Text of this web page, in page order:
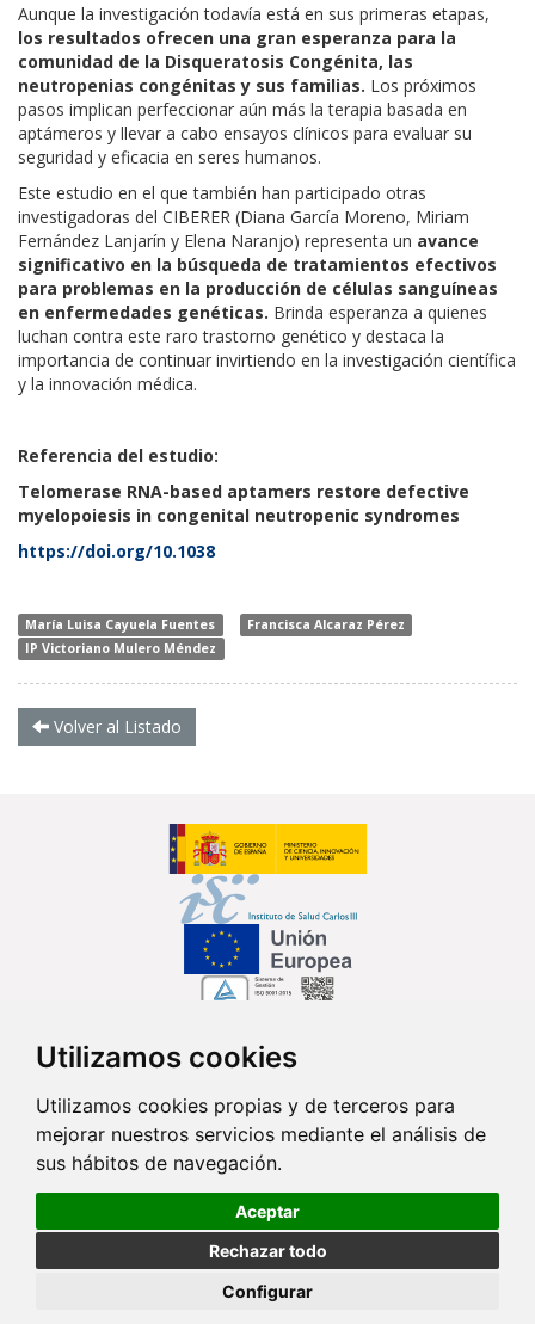
Utilizamos cookies
Utilizamos cookies propias y de terceros para
mejorar nuestros servicios mediante el análisis de
sus hábitos de navegación.
Aceptar
Rechazar todo
Configurar
Aunque la investigación todavía está en sus primeras etapas,
los resultados ofrecen una gran esperanza para la
comunidad de la Disqueratosis Congénita, las
neutropenias congénitas y sus familias. Los próximos
pasos implican perfeccionar aún más la terapia basada en
aptámeros y llevar a cabo ensayos clínicos para evaluar su
seguridad y eficacia en seres humanos.
Este estudio en el que también han participado otras
investigadoras del CIBERER (Diana García Moreno, Miriam
Fernández Lanjarín y Elena Naranjo) representa un avance
significativo en la búsqueda de tratamientos efectivos
para problemas en la producción de células sanguíneas
en enfermedades genéticas. Brinda esperanza a quienes
luchan contra este raro trastorno genético y destaca la
importancia de continuar invirtiendo en la investigación científica
y la innovación médica.
Referencia del estudio:
Telomerase RNA-based aptamers restore defective
myelopoiesis in congenital neutropenic syndromes
https://doi.org/10.1038
María Luisa Cayuela Fuentes
Francisca Alcaraz Pérez
IP Victoriano Mulero Méndez
Volver al Listado
Síguenos en...
Contacto
Av. Monforte de Lemos, 3-5. Pabellón 11. Planta 0 28029 Madrid
info@ciberisciii.es
Política de Privacidad
| Portal de Transparencia